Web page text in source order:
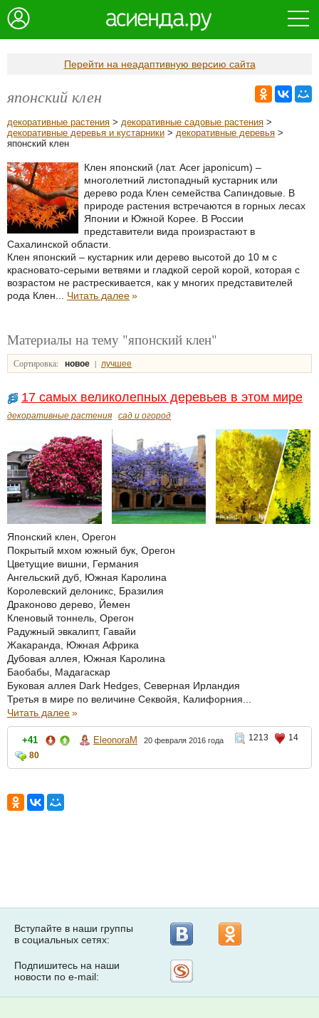
Перейти на неадаптивную версию сайта
японский клен
декоративные растения > декоративные садовые растения >
декоративные деревья и кустарники > декоративные деревья >
японский клен
Клен японский (лат. Acer japonicum) –
многолетний листопадный кустарник или
дерево рода Клен семейства Сапиндовые. В
природе растения встречаются в горных лесах
Японии и Южной Корее. В России
представители вида произрастают в
Сахалинской области.
Клен японский – кустарник или дерево высотой до 10 м с
красновато-серыми ветвями и гладкой серой корой, которая с
возрастом не растрескивается, как у многих представителей
рода Клен... Читать далее»
Материалы на тему "японский клен"
Сортировка: новое | лучшее
17 самых великолепных деревьев в этом мире
декоративные растения сад и огород
Японский клен, Орегон
Покрытый мхом южный бук, Орегон
Цветущие вишни, Германия
Ангельский дуб, Южная Каролина
Королевский делоникс, Бразилия
Драконово дерево, Йемен
Кленовый тоннель, Орегон
Радужный эвкалипт, Гавайи
Жакаранда, Южная Африка
Дубовая аллея, Южная Каролина
Баобабы, Мадагаскар
Буковая аллея Dark Hedges, Северная Ирландия
Третья в мире по величине Секвойя, Калифорния...
Читать далее»
+41 EleonoraM 20 февраля 2016 года 1213
14
80
Вступайте в наши группы
в социальных сетях:
Подпишитесь на наши
новости по e-mail: